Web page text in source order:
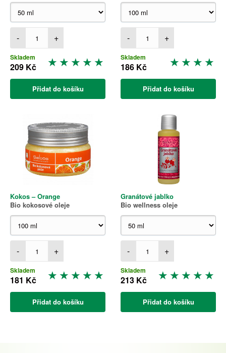
- +
Skladem
209 Kč
Přidat do košíku
- +
Skladem
186 Kč
Přidat do košíku
Kokos – Orange
Bio kokosové oleje
- +
Skladem
181 Kč
Přidat do košíku
Granátové jablko
Bio wellness oleje
- +
Skladem
213 Kč
Přidat do košíku